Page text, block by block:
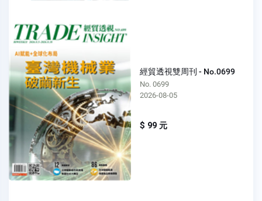
經貿透視雙周刊 - No.0699
No. 0699
2026-08-05
$ 99 元